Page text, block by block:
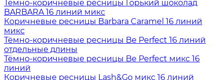
Тёмно-коричневые ресницы Горький шоколад
BARBARA 16 линий микс
Коричневые ресницы Barbara Caramel 16 линий
микс
Тёмно-коричневые ресницы Be Perfect 16 линий
отдельные длины
Тёмно-коричневые ресницы Be Perfect микс 16
линий
Коричневые ресницы Lash&Go микс 16 линий